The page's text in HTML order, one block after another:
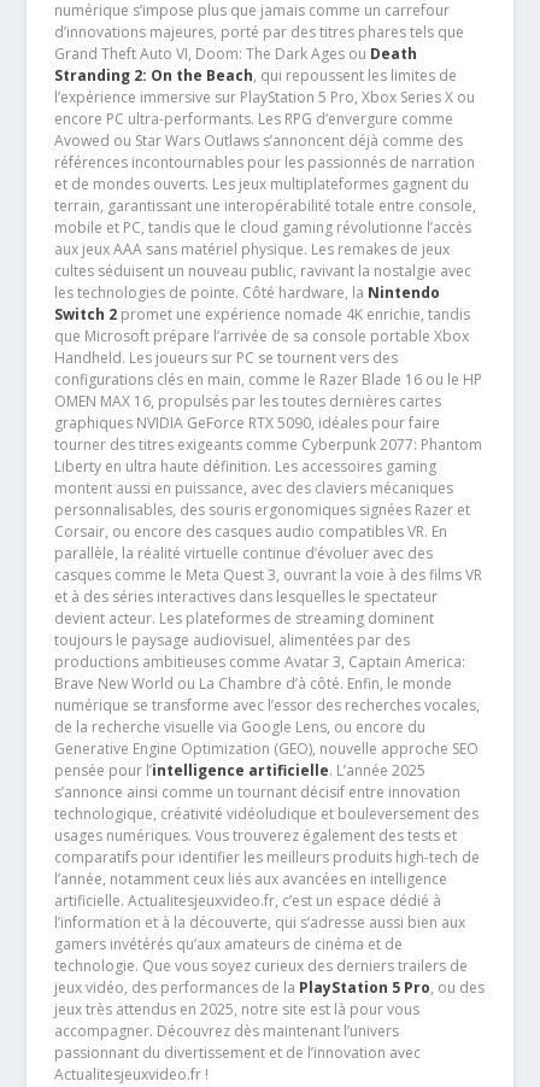
numérique s’impose plus que jamais comme un carrefour
d’innovations majeures, porté par des titres phares tels que
Grand Theft Auto VI, Doom: The Dark Ages ou Death
Stranding 2: On the Beach, qui repoussent les limites de
l’expérience immersive sur PlayStation 5 Pro, Xbox Series X ou
encore PC ultra-performants. Les RPG d’envergure comme
Avowed ou Star Wars Outlaws s’annoncent déjà comme des
références incontournables pour les passionnés de narration
et de mondes ouverts. Les jeux multiplateformes gagnent du
terrain, garantissant une interopérabilité totale entre console,
mobile et PC, tandis que le cloud gaming révolutionne l’accès
aux jeux AAA sans matériel physique. Les remakes de jeux
cultes séduisent un nouveau public, ravivant la nostalgie avec
les technologies de pointe. Côté hardware, la Nintendo
Switch 2promet une expérience nomade 4K enrichie, tandis
que Microsoft prépare l’arrivée de sa console portable Xbox
Handheld. Les joueurs sur PC se tournent vers des
configurations clés en main, comme le Razer Blade 16 ou le HP
OMEN MAX 16, propulsés par les toutes dernières cartes
graphiques NVIDIA GeForce RTX 5090, idéales pour faire
tourner des titres exigeants comme Cyberpunk 2077: Phantom
Liberty en ultra haute définition. Les accessoires gaming
montent aussi en puissance, avec des claviers mécaniques
personnalisables, des souris ergonomiques signées Razer et
Corsair, ou encore des casques audio compatibles VR. En
parallèle, la réalité virtuelle continue d’évoluer avec des
casques comme le Meta Quest 3, ouvrant la voie à des films VR
et à des séries interactives dans lesquelles le spectateur
devient acteur. Les plateformes de streaming dominent
toujours le paysage audiovisuel, alimentées par des
productions ambitieuses comme Avatar 3, Captain America:
Brave New World ou La Chambre d’à côté. Enfin, le monde
numérique se transforme avec l’essor des recherches vocales,
de la recherche visuelle via Google Lens, ou encore du
Generative Engine Optimization (GEO), nouvelle approche SEO
pensée pour l’intelligence artificielle. L’année 2025
s’annonce ainsi comme un tournant décisif entre innovation
technologique, créativité vidéoludique et bouleversement des
usages numériques. Vous trouverez également des tests et
comparatifs pour identifier les meilleurs produits high-tech de
l’année, notamment ceux liés aux avancées en intelligence
artificielle. Actualitesjeuxvideo.fr, c’est un espace dédié à
l’information et à la découverte, qui s’adresse aussi bien aux
gamers invétérés qu’aux amateurs de cinéma et de
technologie. Que vous soyez curieux des derniers trailers de
jeux vidéo, des performances de la PlayStation 5 Pro, ou des
jeux très attendus en 2025, notre site est là pour vous
accompagner. Découvrez dès maintenant l’univers
passionnant du divertissement et de l’innovation avec
Actualitesjeuxvideo.fr !